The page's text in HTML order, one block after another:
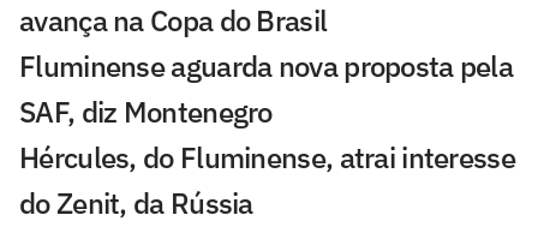
avança na Copa do Brasil
Fluminense aguarda nova proposta pela
SAF, diz Montenegro
Hércules, do Fluminense, atrai interesse
do Zenit, da Rússia